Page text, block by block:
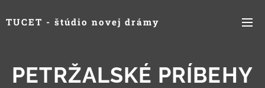
TUCET - štúdio novej drámy
PETRŽALSKÉ PRÍBEHY